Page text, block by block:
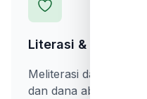
Literasi &
Meliterasi dan
dan dana abadi (Trust